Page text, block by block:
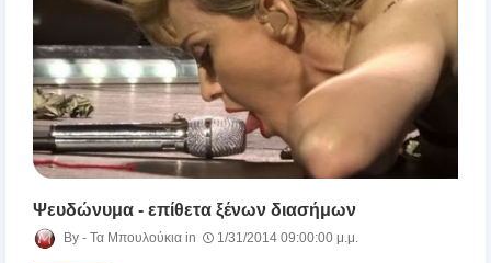
Ψευδώνυμα - επίθετα ξένων διασήμων
Τα Μπουλούκια 1/31/2014 09:00:00 μ.μ.